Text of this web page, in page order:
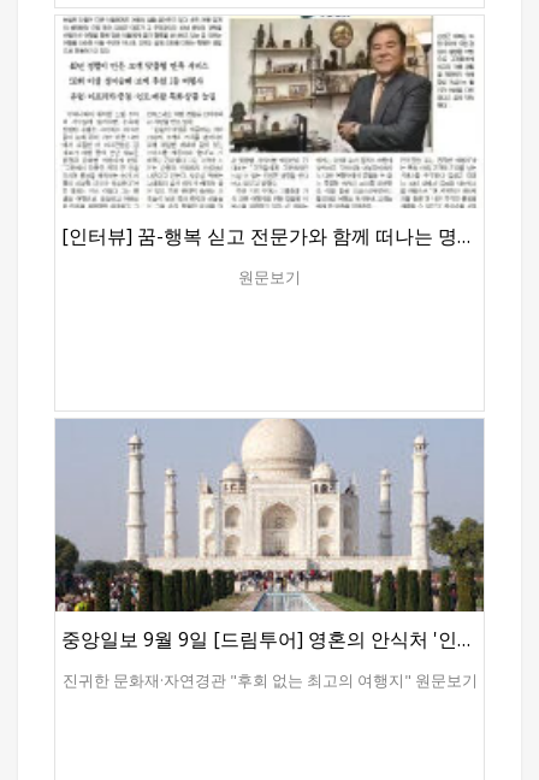
반감을 갖고 있었던 콜럼버스는 유언장에 “내 죽어서도
스페인 땅을 밟지 않겠다”고 써 콜럼버스가 신대륙 발견에
발을 디뎠던 도미니카 공화국으로 옮겨졌다. 이후 우여곡절
끝에 스페인으로 다시 돌아온 콜럼버스 유해는 스페인 정부가
그의 유언을 지켜주기 위해 땅에 묻지 않고 당시 4대
국왕이었던 카스티야, 레온, 나바라, 아라곤의 4명의 왕으로
하여금 콜럼버스의 관을 짊어져 발이 땅이 닿지 않도록 하는
사상 유래 없는 무덤이 됐다. 세비야의 스페인광장은 1929년
스페인 만국박람회장으로 사용됐던 장소로 반원형의 거대한
광장을 품고 있는 거대한 건축물로 유명하다. 스페인은
이밖에 카르멘의 도시 코르도바, 헤밍웨이가 ‘누구를 위해
종을 울리나’와 ‘무기여 잘있거라’를 이곳에서 집필했다는
미사를 볼 수 있는 성당 등 성지로서의 엄숙함과 웅장함을
느낄 수 있다. 근처 식당에서 수녀들이 직접 만든 빵과
음식으로 식사를 할 수 있다. 포르투갈은 매년 4백만 명
이상의 가톨릭 순례자들이 찾는 가톨릭의 성지 파티마
대성당의 나라다. 한국의 땅끝마을이 해남이라면 유럽의 땅
끝 마을은 포르투갈 까보다로까이다. 대서양의 시작이자
유라시아 대륙의 마침표를 찍는 곳이다. 수십미터 높이의
절벽위에 빨간색의 등대와 함께 ‘땅이 끝나고 바다가
시작되는 곳’이라는 포르투갈의 유명시인 카몽이스의 싯구가
적힌 팻말이 있어 ‘아 내가 유럽의 땅 끝에 서있구나’하는
카사블랑카를 비롯해 천 년 전 모습이 그대로 남아 있는 페스,
유유히 움직인다. 도심과 야생이 이토록 가까운 곳은 지구상
어디에도 없다. ■ 대자연의 성소, 세렝게티 아프리카 여행의
핵심은 단연 세렝게티다. 끝없이 이어진 황금빛 초원 위로
바람이 일렁이고, 누와 얼룩말의 대이동이 지평선을 가득
메운다. 위대한 대이동(Great Migration)은 수백 마리의
동물이 먹이를 찾아 끊임없이 움직이는 장관으로, 마치
지구가 살아 움직이는 거대한 파도와도 같다. 그 속에서
맹수들은 먹이를 노리고, 초원은 매 순간 드라마 같은 생존의
단위가 아니라, 태곳적 리듬에 따라 흘러간다. ■ 신이 만든
끝에는 응고롱고로 분화구가 있다. 260만 년 전 화산이
착각을 느낀다. 응고롱고로는 단순한 관광지가 아니라,
인류의 기원을 떠올리게 하는 원초적 공간이다. ■
킬리만자로와 암보셀리의 풍경 케냐와 탄자니아 국경 지대의
암보셀리 국립공원은 코끼리의 왕국이다. 수백 마리의 코끼리
떼가 먼지를 일으키며 초원을 건너가고, 그 뒤로 아프리카
최고봉 킬리만자로가 눈 덮인 산정을 드러낸다. 초원의
뜨거움과 만년설의 차가움이 한 화면 안에 공존하는 이
풍경은 여행자의 눈과 마음을 사로잡는다. 누구든 이곳에서
한 장의 사진을 남기면, 그것이 평생의 엽서가 된다. ■ 천둥
남쪽으로 향하면, 대륙의 심장을 쪼개듯 흐르는 빅토리아
폭포가 모습을 드러낸다. 콸콸 쏟아지는 물줄기는 마치
체결했다. 이 협의회와 ‘드림 투어’는 ▲양 기관의 교류협력과
자문 ▲공동 온. 오프라인 홍보 ▲기타 양기관의 발전 및 기관
운영에 필요하다고 인정되는 분야 협력 ▲본 협정서는 5년간
효력을 발생하며 1년 연장할 수 있다 등을 체결했다. 한편,
OC장로 협의회는 오는 18일(월) 오전 11시 캔들우드 컨트리
클럽(14000 Telegraph Rd. Whittier)에서 ‘제10차 미자립교회
및 불우이웃돕기 기금 모금을 위한 골프 토너먼트’를
개최한다. 이번 골프대회는 ▲공동 대회장-노명수, 김봉호 ▲
명예 대회장-우영환, 주 홍 ▲총괄 위원장-조욱장 씨 등이다.
문의 조욱장 총괄 위원장 (714) 944-4998 원문 기사보기[인터뷰] 꿈-행복 싣고 전문가와 함께 떠나는 명품여행
원문보기
중앙일보 9월 9일 [드림투어] 영혼의 안식처 '인도'와 히말라야의 신비 '네팔'
진귀한 문화재·자연경관 "후회 없는 최고의 여행지" 원문보기